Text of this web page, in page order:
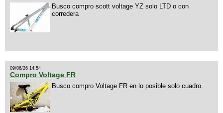
Busco compro scott voltage YZ solo LTD o con
corredera
09/06/26 14:54
Compro Voltage FR
Busco compro Voltage FR en lo posible solo cuadro.